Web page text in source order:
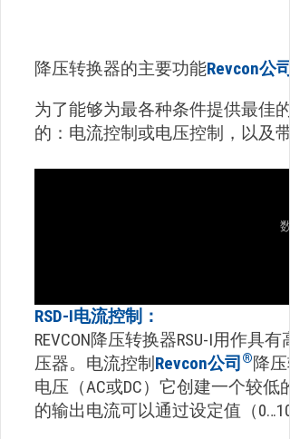
降压转换器的主要功能Revcon公司
为了能够为最各种条件提供最佳的
的：电流控制或电压控制，以及
RSD-I电流控制：
REVCON降压转换器RSU-I用作
压器。 电流控制 Revcon公司 ®降
电压（AC或DC）它创建一个较
的输出电流可以通过设定值（